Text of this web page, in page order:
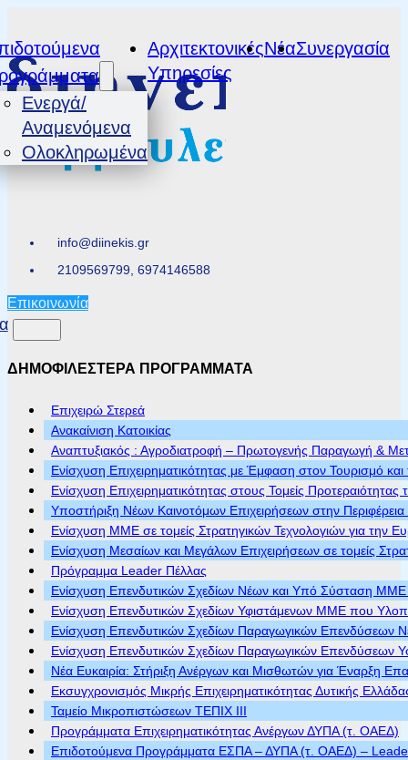
info@diinekis.gr
2109569799, 6974146588
Επικοινωνία
Ενεργά/
Αναμενόμενα
Ολοκληρωμένα
Αρχιτεκτονικές
Υπηρεσίες
ΝέαΣυνεργασία
ΔΗΜΟΦΙΛΕΣΤΕΡΑ ΠΡΟΓΡΑΜΜΑΤΑ
Επιχειρώ Στερεά
Ανακαίνιση Κατοικίας
Αναπτυξιακός : Αγροδιατροφή – Πρωτογενής Παραγωγή &
Ενίσχυση Επιχειρηματικότητας με Έμφαση στον Τουρισμό
Ενίσχυση Επιχειρηματικότητας στους Τομείς Προτεραιότητας
Υποστήριξη Νέων Καινοτόμων Επιχειρήσεων στην
Ενίσχυση ΜΜΕ σε τομείς Στρατηγικών Τεχνολογιών για την
Ενίσχυση Μεσαίων και Μεγάλων Επιχειρήσεων σε τομείς
Πρόγραμμα Leader Πέλλας
Ενίσχυση Επενδυτικών Σχεδίων Νέων και Υπό Σύσταση ΜΜΕ
Ενίσχυση Επενδυτικών Σχεδίων Υφιστάμενων ΜΜΕ που
Ενίσχυση Επενδυτικών Σχεδίων Παραγωγικών Επενδύσεων
Ενίσχυση Επενδυτικών Σχεδίων Παραγωγικών Επενδύσεων
Νέα Ευκαιρία: Στήριξη Ανέργων και Μισθωτών για Έναρξη
Εκσυγχρονισμός Μικρής Επιχειρηματικότητας Δυτικής
Ταμείο Μικροπιστώσεων ΤΕΠΙΧ ΙΙΙ
Προγράμματα Επιχειρηματικότητας Ανέργων ΔΥΠΑ (τ. ΟΑΕΔ)
Επιδοτούμενα Προγράμματα ΕΣΠΑ – ΔΥΠΑ (τ. ΟΑΕΔ) – Leader